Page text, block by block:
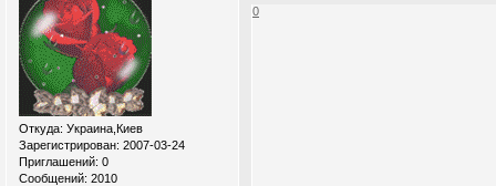
Откуда: Украина,Киев
Зарегистрирован: 2007-03-24
Приглашений: 0
Сообщений: 2010
0